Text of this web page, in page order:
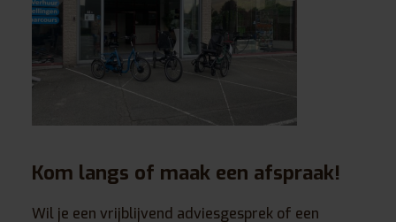
Kom langs of maak een afspraak!
Wil je een vrijblijvend adviesgesprek of een